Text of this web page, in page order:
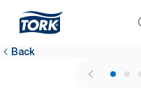
Back